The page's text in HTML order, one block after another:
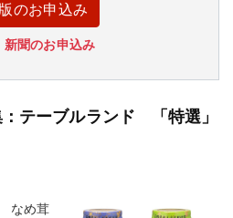
のお申込み
新聞のお申込み
テーブルランド 「特選」
なめ茸